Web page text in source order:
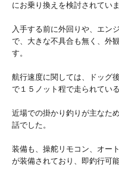
にお乗り換えを検討されていま
入手する前に外回りや、エン
で、大きな不具合も無く、外
す。
航行速度に関しては、ドッグ
で１５ノット程で走られてい
近場での掛かり釣りが主なた
話でした。
装備も、操舵リモコン、オー
が装備されており、即釣行可